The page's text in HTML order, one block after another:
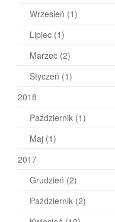
Wrzesień (1)
Lipiec (1)
Marzec (2)
Styczeń (1)
2018
Październik (1)
Maj (1)
2017
Grudzień (2)
Październik (2)